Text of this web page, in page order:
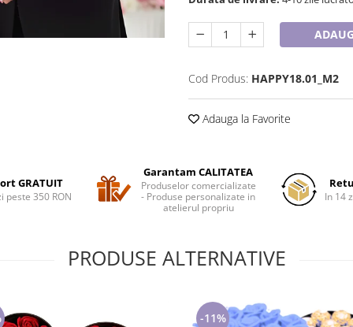
Cod Produs: HAPPY18.01_M2
Adauga la Favorite
GRATUIT
peste 350 RON
Garantam CALITATEA
Produselor comercializate
- Produse personalizate in
atelierul propriu
In 14
PRODUSE ALTERNATIVE
-11%